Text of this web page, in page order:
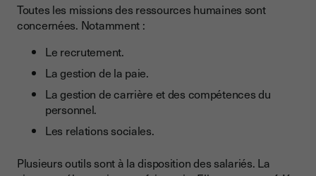
Toutes les missions des ressources humaines sont
concernées. Notamment :
Le recrutement.
La gestion de la paie.
La gestion de carrière et des compétences du
personnel.
Les relations sociales.
Plusieurs outils sont à la disposition des salariés. La